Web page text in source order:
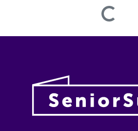
Loading...